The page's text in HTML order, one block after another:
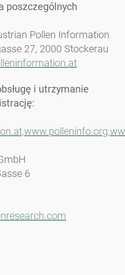
poszczególnych
Pollen Information
27, 2000 Stockerau
i utrzymanie
www.polleninfo.org,
6